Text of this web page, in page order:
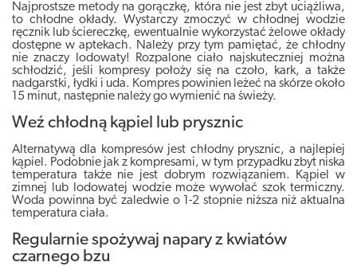
Najprostsze metody na gorączkę, która nie jest zbyt uciążliwa,
to chłodne okłady. Wystarczy zmoczyć w chłodnej wodzie
ręcznik lub ściereczkę, ewentualnie wykorzystać żelowe okłady
dostępne w aptekach. Należy przy tym pamiętać, że chłodny
nie znaczy lodowaty! Rozpalone ciało najskuteczniej można
schłodzić, jeśli kompresy położy się na czoło, kark, a także
nadgarstki, łydki i uda. Kompres powinien leżeć na skórze około
15 minut, następnie należy go wymienić na świeży.
Weź chłodną kąpiel lub prysznic
Alternatywą dla kompresów jest chłodny prysznic, a najlepiej
kąpiel. Podobnie jak z kompresami, w tym przypadku zbyt niska
temperatura także nie jest dobrym rozwiązaniem. Kąpiel w
zimnej lub lodowatej wodzie może wywołać szok termiczny.
Woda powinna być zaledwie o 1-2 stopnie niższa niż aktualna
temperatura ciała.
Regularnie spożywaj napary z kwiatów
czarnego bzu